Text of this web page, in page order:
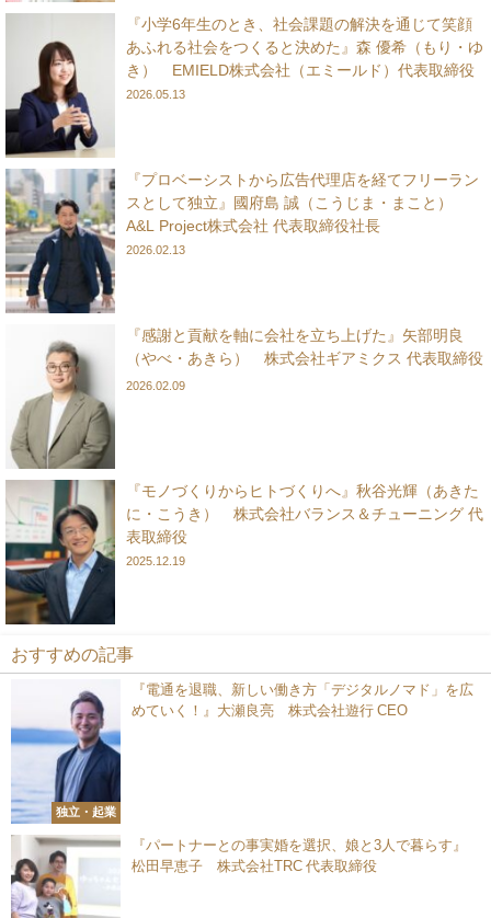
『小学6年生のとき、社会課題の解決を通じて笑顔
あふれる社会をつくると決めた』森 優希（もり・ゆ
き） EMIELD株式会社（エミールド）代表取締役
2026.05.13
『プロベーシストから広告代理店を経てフリーラン
スとして独立』國府島 誠（こうじま・まこと）
A&L Project株式会社 代表取締役社長
2026.02.13
『感謝と貢献を軸に会社を立ち上げた』矢部明良
（やべ・あきら） 株式会社ギアミクス 代表取締役
2026.02.09
『モノづくりからヒトづくりへ』秋谷光輝（あきた
に・こうき） 株式会社バランス＆チューニング 代
表取締役
2025.12.19
おすすめの記事
独立・起業
『電通を退職、新しい働き方「デジタルノマド」を広
めていく！』大瀬良亮 株式会社遊行 CEO
『パートナーとの事実婚を選択、娘と3人で暮らす』
松田早恵子 株式会社TRC 代表取締役